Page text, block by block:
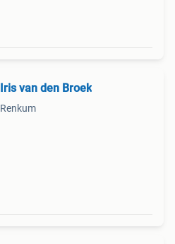
Iris van den Broek
Renkum